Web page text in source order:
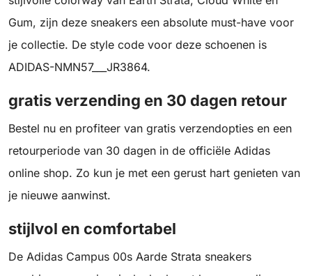
Gum, zijn deze sneakers een absolute must-have voor
je collectie. De style code voor deze schoenen is
ADIDAS-NMN57___JR3864.
gratis verzending en 30 dagen retour
Bestel nu en profiteer van gratis verzendopties en een
retourperiode van 30 dagen in de officiële Adidas
online shop. Zo kun je met een gerust hart genieten van
je nieuwe aanwinst.
stijlvol en comfortabel
De Adidas Campus 00s Aarde Strata sneakers